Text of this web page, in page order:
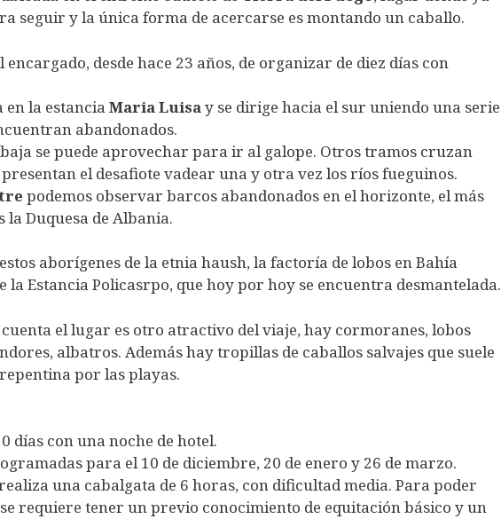
seguir y la única forma de acercarse es montando un caballo.
encargado, desde hace 23 años, de organizar de diez días con
la estancia Maria Luisa y se dirige hacia el sur uniendo una serie
abandonados.
se puede aprovechar para ir al galope. Otros tramos cruzan
el desafiote vadear una y otra vez los ríos fueguinos.
podemos observar barcos abandonados en el horizonte, el más
la Duquesa de Albania.
aborígenes de la etnia haush, la factoría de lobos en Bahía
la Estancia Policasrpo, que hoy por hoy se encuentra desmantelada.
el lugar es otro atractivo del viaje, hay cormoranes, lobos
albatros. Además hay tropillas de caballos salvajes que suele
por las playas.
días con una noche de hotel.
para el 10 de diciembre, 20 de enero y 26 de marzo.
una cabalgata de 6 horas, con dificultad media. Para poder
requiere tener un previo conocimiento de equitación básico y un